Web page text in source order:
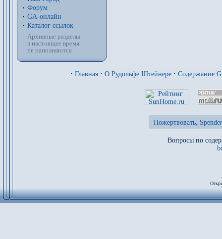
Форум
GA-онлайн
Каталог ссылок
Архивные разделы
в настоящее время
не наполняются
· Главная · О Рудольфе Штейнере · Содержание
Пожертвовать,
Вопросы по